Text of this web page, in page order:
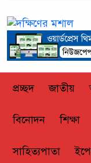
প্রচ্ছদ জাতীয়
বিনোদন শিক্ষা
সাহিত্যপাতা